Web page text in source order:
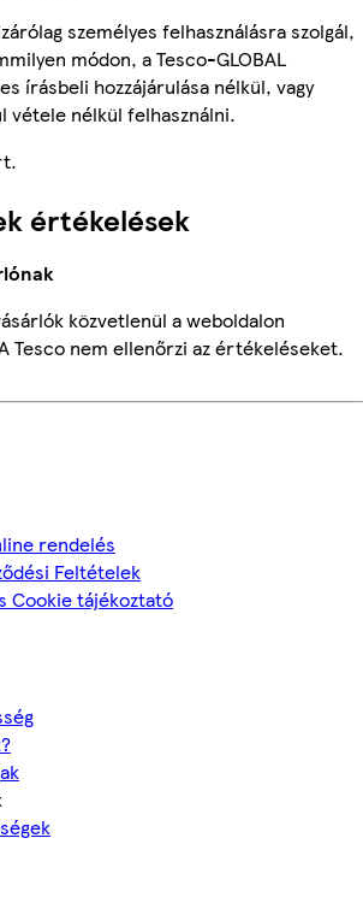
személyes felhasználásra szolgál,
módon, a Tesco-GLOBAL
írásbeli hozzájárulása nélkül, vagy
vétele nélkül felhasználni.
értékelések
közvetlenül a weboldalon
Tesco nem ellenőrzi az értékeléseket.
rendelés
Feltételek
Cookie tájékoztató